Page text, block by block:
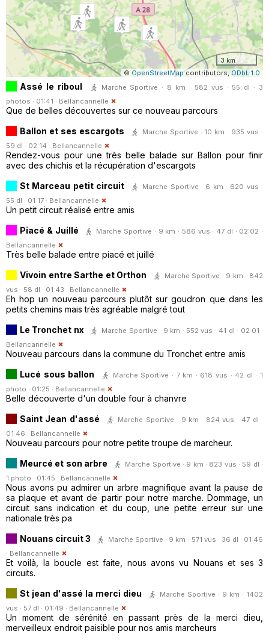
3 km
© OpenStreetMapcontributors, ODbL 1.0
Assé le riboul
Marche Sportive · 8 km · 582 vus · 55 dl · 3
photos · 01:41 · Bellancannelle
Que de belles découvertes sur ce nouveau parcours
Ballon et ses escargots
Marche Sportive · 10 km · 935 vus ·
59 dl · 02:14 · Bellancannelle
Rendez-vous pour une très belle balade sur Ballon pour finir
avec des chichis et la récupération d'escargots
St Marceau petit circuit
Marche Sportive · 6 km · 620 vus ·
55 dl · 01:17 · Bellancannelle
Un petit circuit réalisé entre amis
Piacé & Juillé
Marche Sportive · 9 km · 586 vus · 47 dl · 02:02 ·
Bellancannelle
Très belle balade entre piacé et juillé
Vivoin entre Sarthe et Orthon
Marche Sportive · 9 km · 842
vus · 58 dl · 01:43 · Bellancannelle
Eh hop un nouveau parcours plutôt sur goudron que dans les
petits chemins mais très agréable malgré tout
Le Tronchet nx
Marche Sportive · 9 km · 552 vus · 41 dl · 02:01 ·
Bellancannelle
Nouveau parcours dans la commune du Tronchet entre amis
Lucé sous ballon
Marche Sportive · 7 km · 618 vus · 42 dl · 1
photo · 01:25 · Bellancannelle
Belle découverte d'un double four à chanvre
Saint Jean d'assé
Marche Sportive · 9 km · 824 vus · 47 dl ·
01:46 · Bellancannelle
Nouveau parcours pour notre petite troupe de marcheur.
Meurcé et son arbre
Marche Sportive · 9 km · 823 vus · 59 dl ·
1 photo · 01:45 · Bellancannelle
Nous avons pu admirer un arbre magnifique avant la pause de
sa plaque et avant de partir pour notre marche. Dommage, un
circuit sans indication et du coup, une petite erreur sur une
nationale très pa
Nouans circuit 3
Marche Sportive · 9 km · 571 vus · 36 dl · 01:46
· Bellancannelle
Et voilà, la boucle est faite, nous avons vu Nouans et ses 3
circuits.
St jean d'assé la merci dieu
Marche Sportive · 9 km · 1402
vus · 57 dl · 01:49 · Bellancannelle
Un moment de sérénité en passant près de la merci dieu,
merveilleux endroit paisible pour nos amis marcheurs